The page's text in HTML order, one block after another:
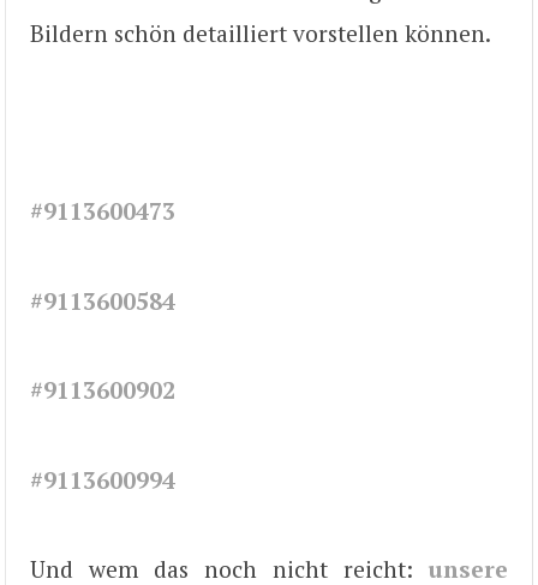
Bildern schön detailliert vorstellen können.
#9113600473
#9113600584
#9113600902
#9113600994
Und wem das noch nicht reicht: unsere